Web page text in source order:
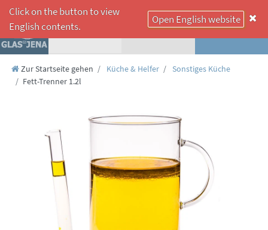
☰
Click on the button to view
English contents.
Open English website
Zur Startseite gehen Küche & Helfer
Sonstiges Küche
Fett-Trenner 1.2l